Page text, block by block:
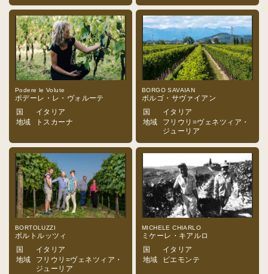
Podere le Volute
ポデーレ・レ・ヴォルーテ
国
イタリア
地域
トスカーナ
BORGO SAVAIAN
ボルゴ・サヴァイアン
国
イタリア
地域
フリウリ=ヴェネツィア・
ジューリア
BORTOLUZZI
ボルトルッツィ
国
イタリア
地域
フリウリ=ヴェネツィア・
ジューリア
MICHELE CHIARLO
ミケーレ・キアルロ
国
イタリア
地域
ピエモンテ